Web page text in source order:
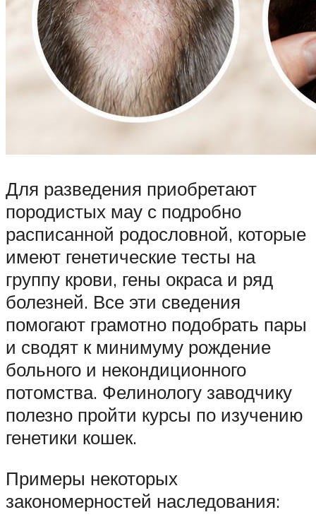
Для разведения приобретают
породистых мау с подробно
расписанной родословной, которые
имеют генетические тесты на
группу крови, гены окраса и ряд
болезней. Все эти сведения
помогают грамотно подобрать пары
и сводят к минимуму рождение
больного и некондиционного
потомства. Фелинологу заводчику
полезно пройти курсы по изучению
генетики кошек.
Примеры некоторых
закономерностей наследования: